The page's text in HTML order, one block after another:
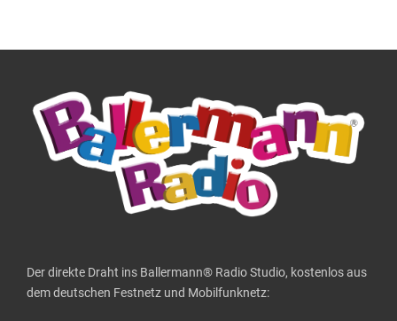
Der direkte Draht ins Ballermann® Radio Studio, kostenlos aus
dem deutschen Festnetz und Mobilfunknetz: